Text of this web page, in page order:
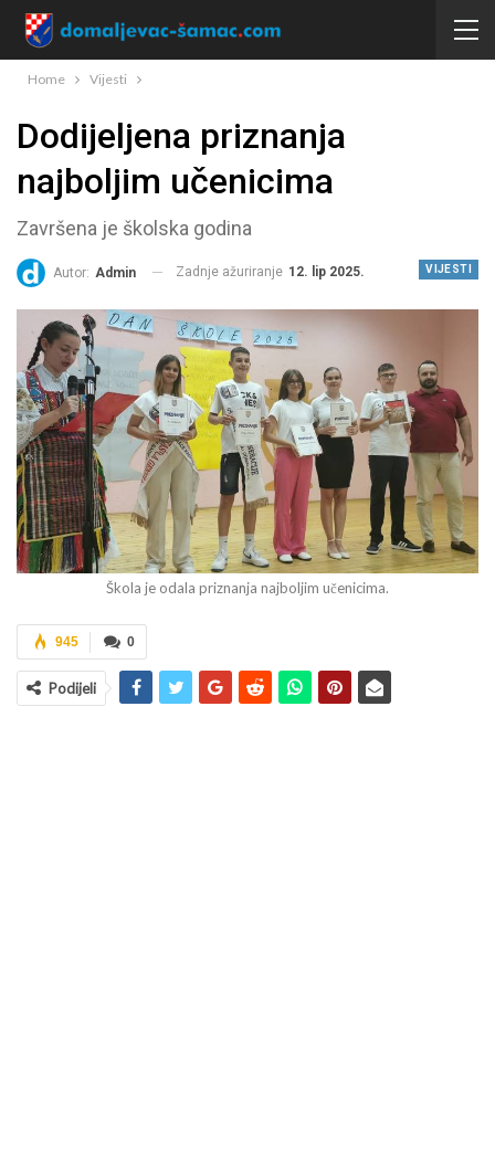
Home Vijesti
Dodijeljena priznanja
najboljim učenicima
Završena je školska godina
VIJESTI
Autor: Admin Zadnje ažuriranje 12. lip 2025.
Škola je odala priznanja najboljim učenicima.
0
945
Podijeli